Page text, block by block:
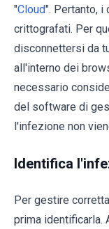
"Cloud". Pertanto, i
crittografati. Per
disconnettersi da
all'interno dei
necessario
del software di
l'infezione non
Identifica
Per gestire
prima identificarla.